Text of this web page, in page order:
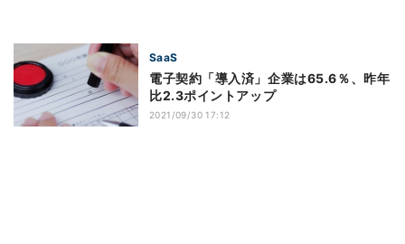
SaaS
電子契約「導入済」企業は65.6％、昨年
比2.3ポイントアップ
2021/09/30 17:12